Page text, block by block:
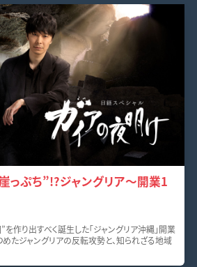
っぷち”!?ジャングリア～開業1
作り出すべく誕生した「ジャングリア沖縄」開業
たジャングリアの反転攻勢と、知られざる地域